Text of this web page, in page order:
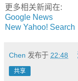
更多相关新闻在:
Google News
New Yahoo! Search
Chen 发布于 22:48
共享